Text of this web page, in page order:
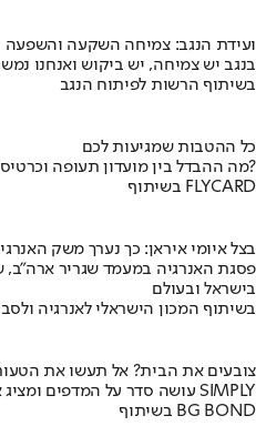
ועידת הנגב: צמיחה השקעה והשפעה
בנגב יש צמיחה, יש ביקוש ואנחנו
בשיתוף הרשות לפיתוח הנגב
כל ההטבות שמגיעות לכם
מה ההבדל בין מועדון תעופה וכרטיס אשראי?
בשיתוף FLYCARD
בצל איומי איראן: כך נערך משק
פסגת האנרגיה במעמד שגריר ארה"ב,
בישראל ובעולם
בשיתוף המכון הישראלי לאנרגיה
צובעים את הבית? אל תעשו את
מומחה BG BOND עושה סדר על המדפים ומציג את מותג הצבע SIMPLY
בשיתוף BG BOND